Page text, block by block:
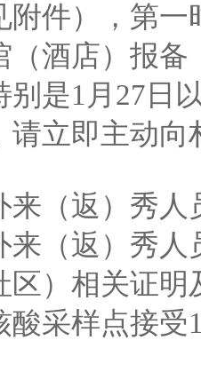
附件），第
（酒店）报
别是1月27日
请立即主动
来（返）秀人
来（返）秀人
区）相关证
酸采样点接